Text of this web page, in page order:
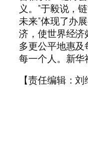
义。”于毅说，
未来”体现了办
济，使世界经
多更公平地惠
每一个人。新华
【责任编辑：刘